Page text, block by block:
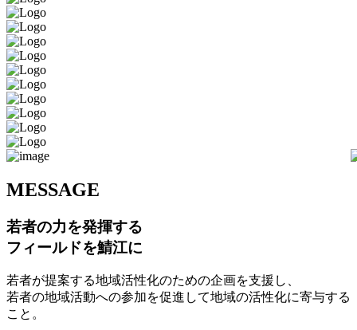
MESSAGE
若者の力を発揮する
フィールドを鯖江に
若者が提案する地域活性化のための企画を支援し、
若者の地域活動への参加を促進して地域の活性化に寄与する
こと。